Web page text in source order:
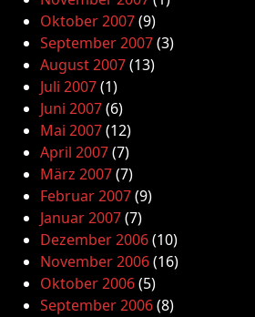
Oktober 2007(9)
September 2007(3)
August 2007(13)
Juli 2007(1)
Juni 2007(6)
Mai 2007(12)
April 2007(7)
März 2007(7)
Februar 2007(9)
Januar 2007(7)
Dezember 2006(10)
November 2006(16)
Oktober 2006(5)
September 2006(8)